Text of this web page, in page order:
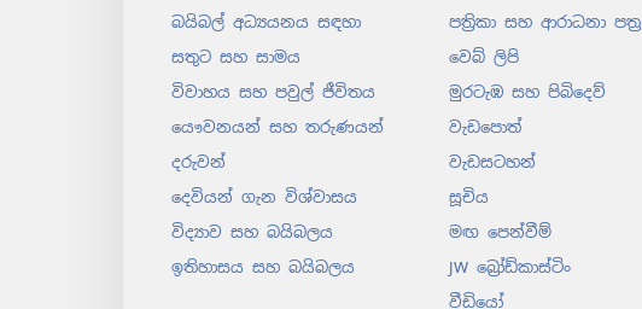
බයිබල් අධ්‍යයනය සඳහා
සතුට සහ සාමය
විවාහය සහ පවුල් ජීවිතය
යෞවනයන් සහ තරුණයන්
දරුවන්
දෙවියන් ගැන විශ්වාසය
විද්‍යාව සහ බයිබලය
ඉතිහාසය සහ බයිබලය
පත්‍රිකා සහ ආරාධනා පත්‍ර
වෙබ් ලිපි
මුරටැඹ සහ පිබිදෙව්
වැඩපොත්
වැඩසටහන්
සූචිය
මඟ පෙන්වීම්
JW බ්‍රෝඩ්කාස්ටිං
වීඩියෝ